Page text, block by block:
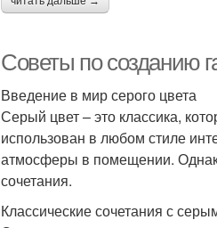
Советы по созданию
Введение в мир серого цвета
Серый цвет – это классика,
использован в любом стиле
атмосферы в помещении.
сочетания.
Классические сочетания с